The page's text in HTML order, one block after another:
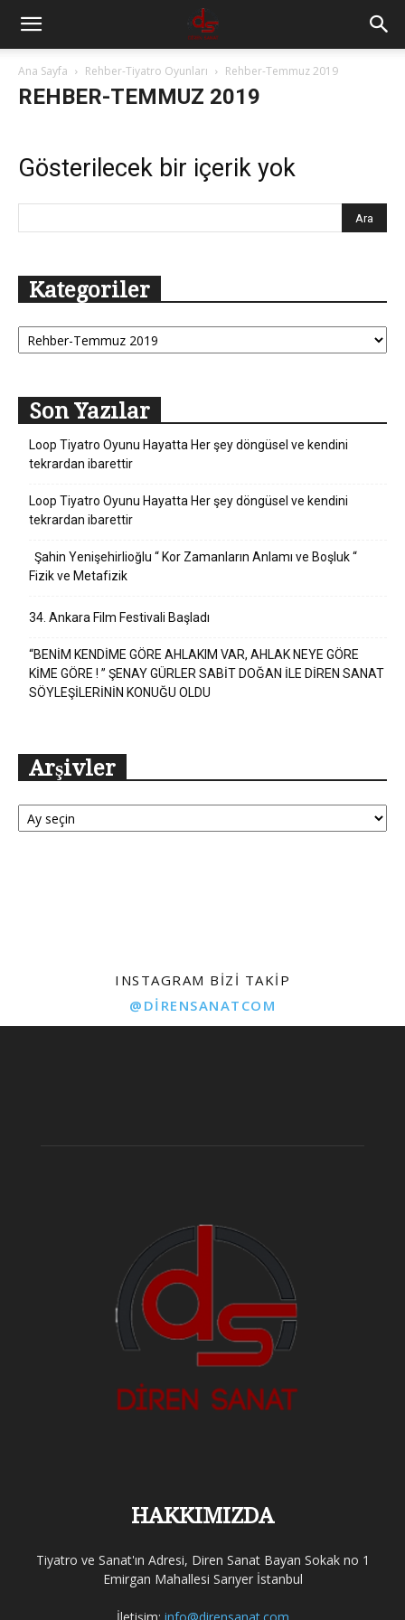
Ana Sayfa Rehber-Tiyatro Oyunları Rehber-Temmuz 2019
REHBER-TEMMUZ 2019
Gösterilecek bir içerik yok
Kategoriler
Kategoriler
Son Yazılar
Loop Tiyatro Oyunu Hayatta Her şey döngüsel ve kendini
tekrardan ibarettir
Loop Tiyatro Oyunu Hayatta Her şey döngüsel ve kendini
tekrardan ibarettir
Şahin Yenişehirlioğlu “ Kor Zamanların Anlamı ve Boşluk “
Fizik ve Metafizik
34. Ankara Film Festivali Başladı
“BENİM KENDİME GÖRE AHLAKIM VAR, AHLAK NEYE GÖRE
KİME GÖRE ! ” ŞENAY GÜRLER SABİT DOĞAN İLE DİREN SANAT
SÖYLEŞİLERİNİN KONUĞU OLDU
Arşivler
Arşivler
INSTAGRAM BIZI TAKIP
@DIRENSANATCOM
HAKKIMIZDA
Tiyatro ve Sanat'ın Adresi, Diren Sanat Bayan Sokak no 1
Emirgan Mahallesi Sarıyer İstanbul
İletişim: info@dirensanat.com